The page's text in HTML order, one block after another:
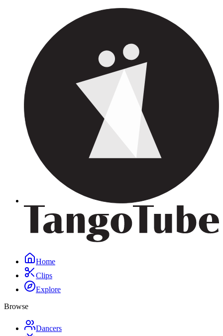
Home
Clips
Explore
Browse
Dancers